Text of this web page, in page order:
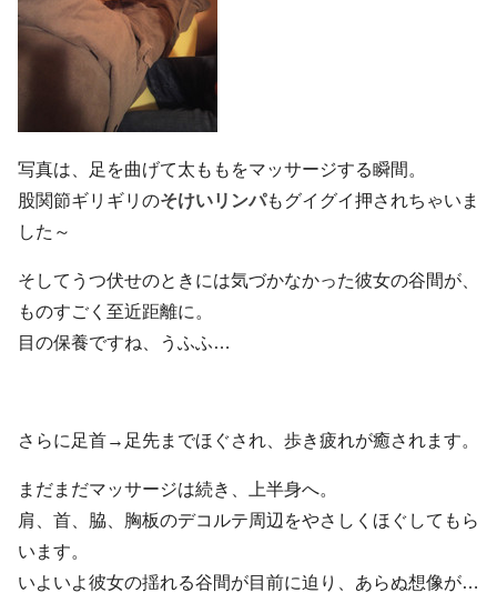
写真は、足を曲げて太ももをマッサージする瞬間。
股関節ギリギリのそけいリンパもグイグイ押されちゃいま
した～
そしてうつ伏せのときには気づかなかった彼女の谷間が、
ものすごく至近距離に。
目の保養ですね、うふふ…
さらに足首→足先までほぐされ、歩き疲れが癒されます。
まだまだマッサージは続き、上半身へ。
肩、首、脇、胸板のデコルテ周辺をやさしくほぐしてもら
います。
いよいよ彼女の揺れる谷間が目前に迫り、あらぬ想像が…